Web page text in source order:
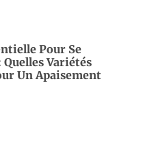
Pour Se
Variétés
Un Apaisement